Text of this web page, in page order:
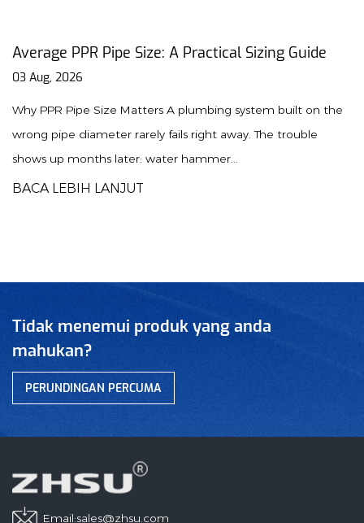
A Practical Sizing Guide
A plumbing system built on the
fails right away. The trouble
hammer...
PPR Union Guide:
Why PPR Unions Are
union is a specialized
Tidak menemui produk yang anda
mahukan?
PERUNDINGAN PERCUMA
Email:sales@zhsu.com